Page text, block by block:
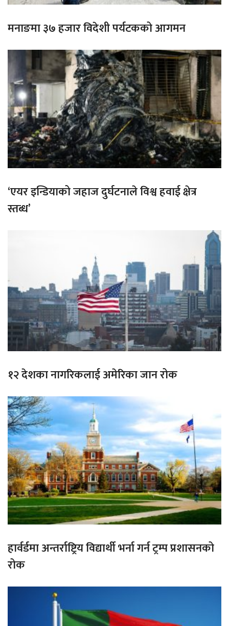
मनाङमा ३७ हजार विदेशी पर्यटकको आगमन
‘एयर इन्डियाको जहाज दुर्घटनाले विश्व हवाई क्षेत्र
स्तब्ध’
१२ देशका नागरिकलाई अमेरिका जान रोक
हार्वर्डमा अन्तर्राष्ट्रिय विद्यार्थी भर्ना गर्न ट्रम्प प्रशासनको
रोक